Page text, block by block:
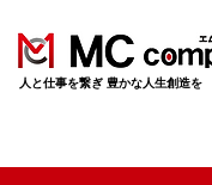
​人と仕事を繋ぎ 豊かな人生創造を